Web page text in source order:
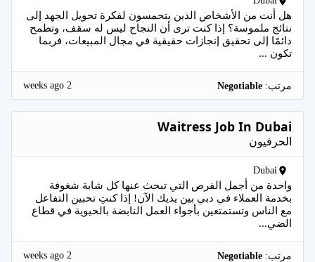
هل أنت من الأشخاص الذين يتحمسون لفكرة تحويل الجهد إلى
نتائج ملموسة؟ إذا كنت ترى أن النجاح ليس له سقف، وتطمح
دائمًا إلى تحقيق إنجازات حقيقية في مجال المبيعات، فربما
تكون ...
مرتب: 2 weeks ago
Waitress Job In Dubai
الحرفيون
Dubai
واحدة من أجمل الفرص التي تبحث عنها كل شابة شغوفة
بخدمة العملاء في دبي بين يديك الآن! إذا كنتِ تحبين التفاعل
مع الناس وتستمتعين بأجواء العمل النابضة بالحيوية في قطاع
الضي...
مرتب: 2 weeks ago